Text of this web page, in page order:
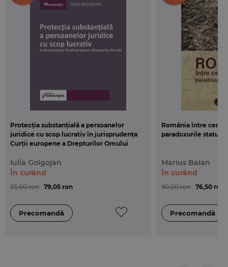
Protecția substanțială a persoanelor
juridice cu scop lucrativ în jurisprudența
Curții europene a Drepturilor Omului
Iulia Golgojan
93,00 ron 79,05 ron
În curând
România între
paradoxurile
Marius Balan
90,00 ron 76,50 ron
În curând